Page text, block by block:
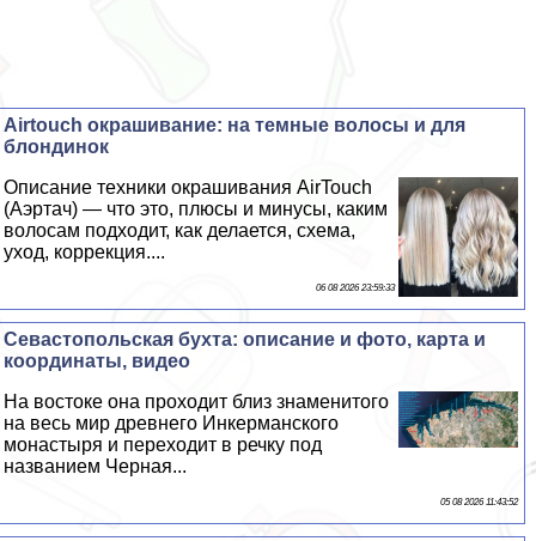
Airtouch окрашивание: на темные волосы и для
блондинок
Описание техники окрашивания AirTouch
(Аэртач) — что это, плюсы и минусы, каким
волосам подходит, как делается, схема,
уход, коррекция....
06 08 2026 23:59:33
Севастопольская бухта: описание и фото, карта и
координаты, видео
На востоке она проходит близ знаменитого
на весь мир древнего Инкерманского
монастыря и переходит в речку под
названием Черная...
05 08 2026 11:43:52